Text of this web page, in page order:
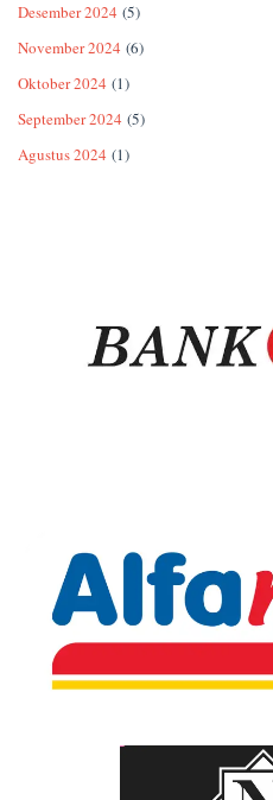
Desember 2024 (5)
November 2024 (6)
Oktober 2024 (1)
September 2024 (5)
Agustus 2024 (1)